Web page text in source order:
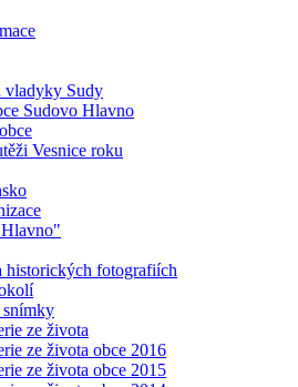
vladyky Sudy
Sudovo Hlavno
Vesnice roku
historických fotografiích
snímky
ze života
ze života obce 2016
ze života obce 2015